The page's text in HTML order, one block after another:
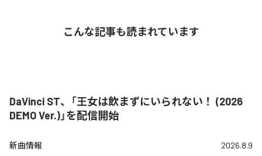
こんな記事も読まれています
DaVinci ST、「王女は飲まずにいられない！ (2026
DEMO Ver.)」を配信開始
新曲情報 2026.8.9